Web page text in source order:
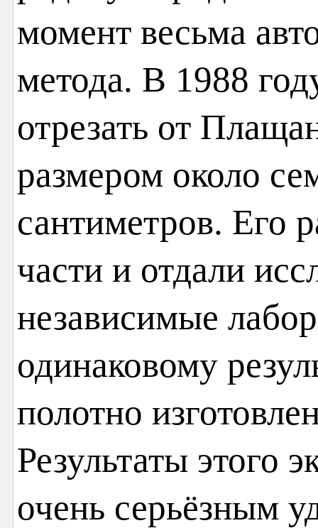
момент весьма
метода. В 1988
отрезать от
размером около
сантиметров. Его
части и отдали
независимые
одинаковому
полотно
Результаты этого
очень серьёзным